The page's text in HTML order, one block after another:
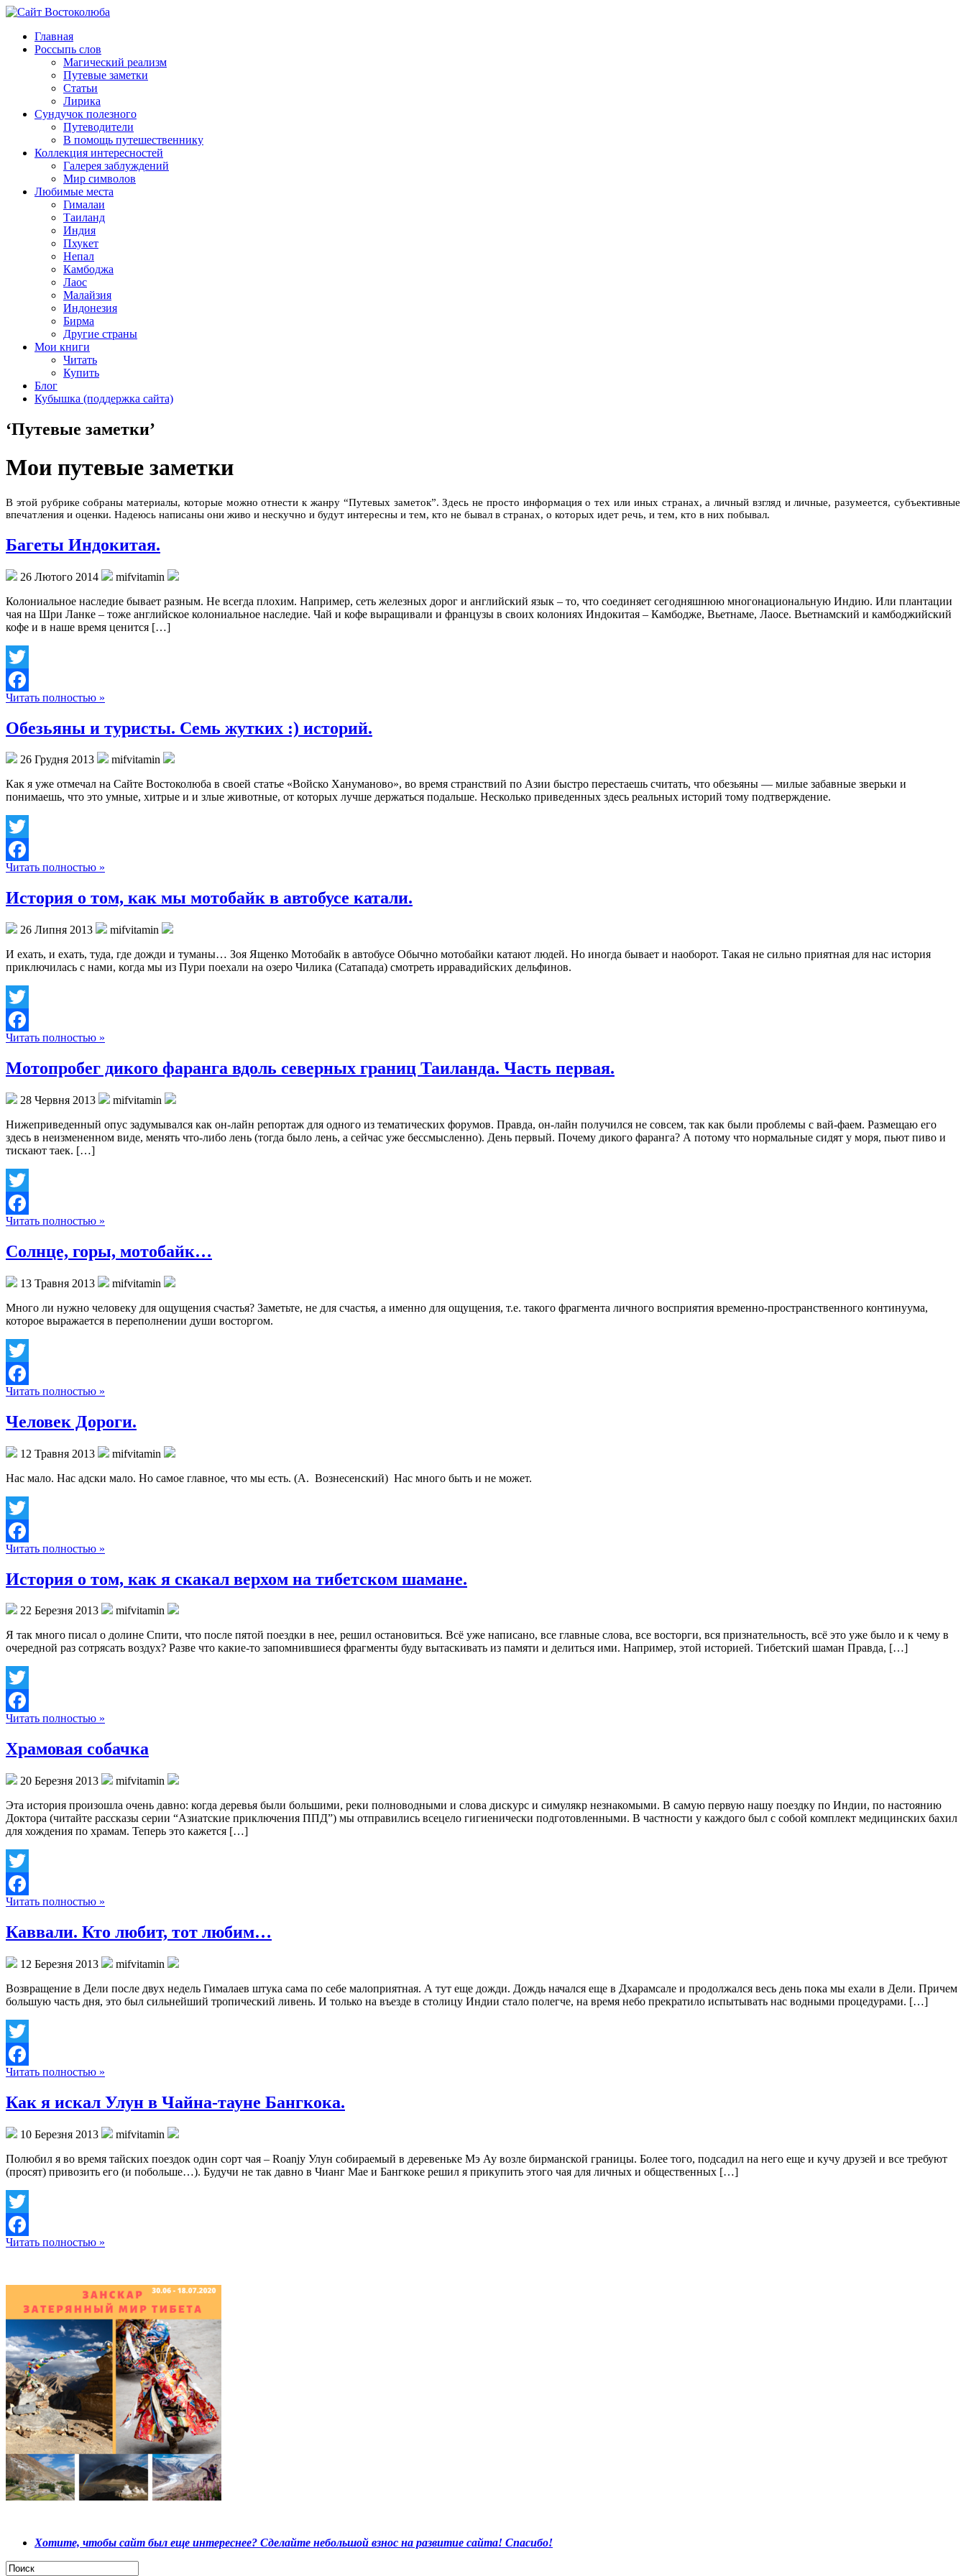
Главная
Россыпь слов
Магический реализм
Путевые заметки
Статьи
Лирика
Сундучок полезного
Путеводители
В помощь путешественнику
Коллекция интересностей
Галерея заблуждений
Мир символов
Любимые места
Гималаи
Таиланд
Индия
Пхукет
Непал
Камбоджа
Лаос
Малайзия
Индонезия
Бирма
Другие страны
Мои книги
Читать
Купить
Блог
Кубышка (поддержка сайта)
‘Путевые заметки’
Мои путевые заметки
В этой рубрике собраны материалы, которые можно отнести к жанру “Путевых заметок”. Здесь не просто информация о тех или иных странах, а личный взгляд и личные, разумеется, субъективные
впечатления и оценки. Надеюсь написаны они живо и нескучно и будут интересны и тем, кто не бывал в странах, о которых идет речь, и тем, кто в них побывал.
Багеты Индокитая.
26 Лютого 2014
mifvitamin
Колониальное наследие бывает разным. Не всегда плохим. Например, сеть железных дорог и английский язык – то, что соединяет сегодняшнюю многонациональную Индию. Или плантации
чая на Шри Ланке – тоже английское колониальное наследие. Чай и кофе выращивали и французы в своих колониях Индокитая – Камбодже, Вьетнаме, Лаосе. Вьетнамский и камбоджийский
кофе и в наше время ценится […]
Twitter
Facebook
Читать полностью »
Обезьяны и туристы. Семь жутких :) историй.
26 Грудня 2013
mifvitamin
Как я уже отмечал на Сайте Востоколюба в своей статье «Войско Хануманово», во время странствий по Азии быстро перестаешь считать, что обезьяны — милые забавные зверьки и
понимаешь, что это умные, хитрые и и злые животные, от которых лучше держаться подальше. Несколько приведенных здесь реальных историй тому подтверждение.
Twitter
Facebook
Читать полностью »
История о том, как мы мотобайк в автобусе катали.
26 Липня 2013
mifvitamin
И ехать, и ехать, туда, где дожди и туманы… Зоя Ященко Мотобайк в автобусе Обычно мотобайки катают людей. Но иногда бывает и наоборот. Такая не сильно приятная для нас история
приключилась с нами, когда мы из Пури поехали на озеро Чилика (Сатапада) смотреть ирравадийских дельфинов.
Twitter
Facebook
Читать полностью »
Мотопробег дикого фаранга вдоль северных границ Таиланда. Часть первая.
28 Червня 2013
mifvitamin
Нижеприведенный опус задумывался как он-лайн репортаж для одного из тематических форумов. Правда, он-лайн получился не совсем, так как были проблемы с вай-фаем. Размещаю его
здесь в неизмененном виде, менять что-либо лень (тогда было лень, а сейчас уже бессмысленно). День первый. Почему дикого фаранга? А потому что нормальные сидят у моря, пьют пиво и
тискают таек. […]
Twitter
Facebook
Читать полностью »
Солнце, горы, мотобайк…
13 Травня 2013
mifvitamin
Много ли нужно человеку для ощущения счастья? Заметьте, не для счастья, а именно для ощущения, т.е. такого фрагмента личного восприятия временно-пространственного континуума,
которое выражается в переполнении души восторгом.
Twitter
Facebook
Читать полностью »
Человек Дороги.
12 Травня 2013
mifvitamin
Нас мало. Нас адски мало. Но самое главное, что мы есть. (А. Вознесенский) Нас много быть и не может.
Twitter
Facebook
Читать полностью »
История о том, как я скакал верхом на тибетском шамане.
22 Березня 2013
mifvitamin
Я так много писал о долине Спити, что после пятой поездки в нее, решил остановиться. Всё уже написано, все главные слова, все восторги, вся признательность, всё это уже было и к чему в
очередной раз сотрясать воздух? Разве что какие-то запомнившиеся фрагменты буду вытаскивать из памяти и делиться ими. Например, этой историей. Тибетский шаман Правда, […]
Twitter
Facebook
Читать полностью »
Храмовая собачка
20 Березня 2013
mifvitamin
Эта история произошла очень давно: когда деревья были большими, реки полноводными и слова дискурс и симулякр незнакомыми. В самую первую нашу поездку по Индии, по настоянию
Доктора (читайте рассказы серии “Азиатские приключения ППД”) мы отправились всецело гигиенически подготовленными. В частности у каждого был с собой комплект медицинских бахил
для хождения по храмам. Теперь это кажется […]
Twitter
Facebook
Читать полностью »
Каввали. Кто любит, тот любим…
12 Березня 2013
mifvitamin
Возвращение в Дели после двух недель Гималаев штука сама по себе малоприятная. А тут еще дожди. Дождь начался еще в Дхарамсале и продолжался весь день пока мы ехали в Дели. Причем
большую часть дня, это был сильнейший тропический ливень. И только на въезде в столицу Индии стало полегче, на время небо прекратило испытывать нас водными процедурами. […]
Twitter
Facebook
Читать полностью »
Как я искал Улун в Чайна-тауне Бангкока.
10 Березня 2013
mifvitamin
Полюбил я во время тайских поездок один сорт чая – Roanjy Улун собираемый в деревеньке Мэ Ау возле бирманской границы. Более того, подсадил на него еще и кучу друзей и все требуют
(просят) привозить его (и побольше…). Будучи не так давно в Чианг Мае и Бангкоке решил я прикупить этого чая для личных и общественных […]
Twitter
Facebook
Читать полностью »
Хотите, чтобы сайт был еще интереснее? Сделайте небольшой взнос на развитие сайта! Спасибо!